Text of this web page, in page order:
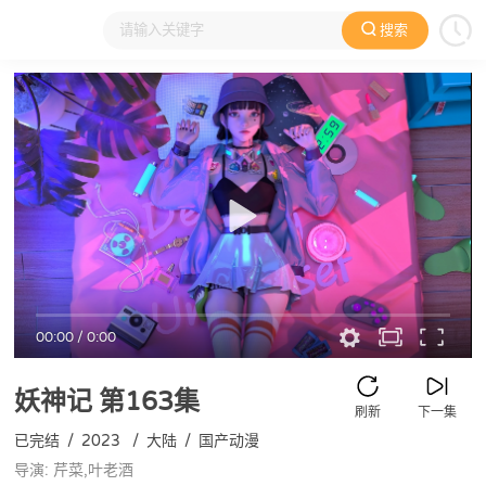
搜索
大家在看 日本动漫 国产动漫 欧美动漫 动漫电影
00:00/0:00
妖神记 第163集 下一集
刷新
已完结 / 2023 / 大陆 / 国产动漫
导演: 芹菜,叶老酒